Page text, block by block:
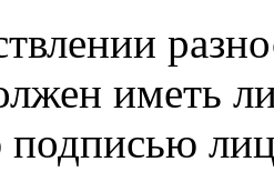
иметь